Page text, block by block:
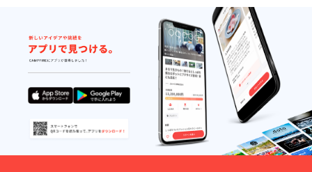
絡）。
保証期
間：購
入日か
ら6ヶ月
間。 ※
不適切
な使用
（雨ざ
らし設
置・分
解改造
など）
は保証
有無・
対応言
語：あ
り / 日本
語 ・保
証の有
無、保
証の適
用条
件、保
証期間
あり。
通常使
用によ